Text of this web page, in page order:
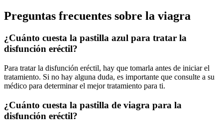
Preguntas frecuentes sobre la viagra
¿Cuánto cuesta la pastilla azul para tratar la
disfunción eréctil?
Para tratar la disfunción eréctil, hay que tomarla antes de iniciar el
tratamiento. Si no hay alguna duda, es importante que consulte a su
médico para determinar el mejor tratamiento para ti.
¿Cuánto cuesta la pastilla de viagra para la
disfunción eréctil?